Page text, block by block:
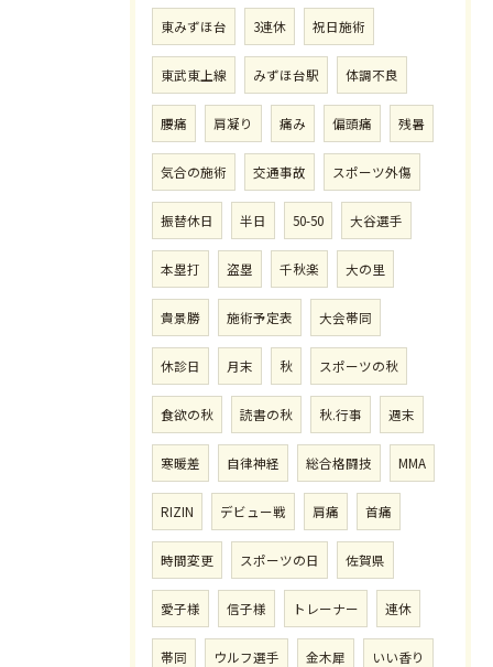
東みずほ台 3連休 祝日施術
東武東上線 みずほ台駅 体調不良
腰痛 肩凝り 痛み 偏頭痛 残暑
気合の施術 交通事故 スポーツ外傷
振替休日 半日 50-50 大谷選手
本塁打 盗塁 千秋楽 大の里
貴景勝 施術予定表 大会帯同
休診日 月末 秋 スポーツの秋
食欲の秋 読書の秋 秋.行事 週末
寒暖差 自律神経 総合格闘技 MMA
RIZIN デビュー戦 肩痛 首痛
時間変更 スポーツの日 佐賀県
愛子様 信子様 トレーナー 連休
帯同 ウルフ選手 金木犀 いい香り